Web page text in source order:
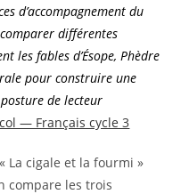
d’accompagnement du
différentes
les fables d’Ésope, Phèdre
pour construire une
de lecteur
— Français cycle 3
La cigale et la fourmi »
compare les trois